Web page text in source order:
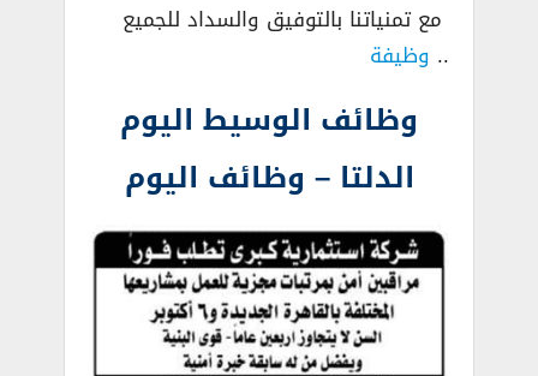
مع تمنياتنا بالتوفيق والسداد للجميع
.. وظيفة
وظائف الوسيط اليوم
الدلتا – وظائف اليوم